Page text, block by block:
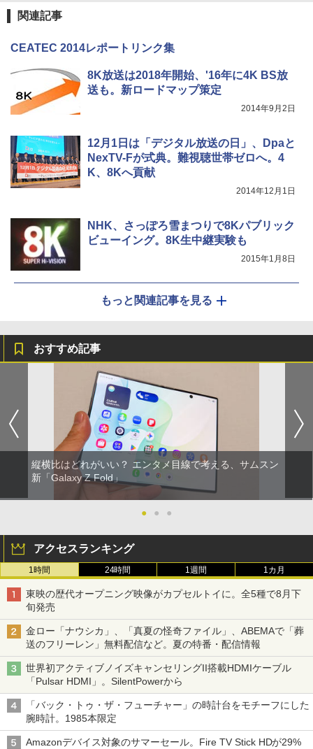
関連記事
CEATEC 2014レポートリンク集
8K放送は2018年開始、'16年に4K BS放
送も。新ロードマップ策定
2014年9月2日
12月1日は「デジタル放送の日」、Dpaと
NexTV-Fが式典。難視聴世帯ゼロへ。4
K、8Kへ貢献
2014年12月1日
NHK、さっぽろ雪まつりで8Kパブリック
ビューイング。8K生中継実験も
2015年1月8日
もっと関連記事を見る
おすすめ記事
縦横比はどれがいい？ エンタメ目線で考える、サムスン
新「Galaxy Z Fold」
● ● ●
アクセスランキング
1時間 24時間 1週間 1カ月
東映の歴代オープニング映像がカプセルトイに。全5種で8月下
旬発売
金ロー「ナウシカ」、「真夏の怪奇ファイル」、ABEMAで「葬
送のフリーレン」無料配信など。夏の特番・配信情報
世界初アクティブノイズキャンセリングII搭載HDMIケーブル
「Pulsar HDMI」。SilentPowerから
「バック・トゥ・ザ・フューチャー」の時計台をモチーフにした
腕時計。1985本限定
Amazonデバイス対象のサマーセール。Fire TV Stick HDが29%